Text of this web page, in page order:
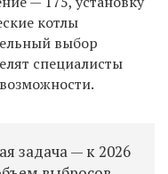
котлы
выбор
специалисты
задача — к 2026